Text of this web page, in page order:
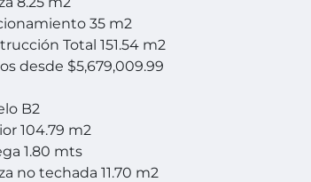
35 m2
Total 151.54 m2
desde $5,679,009.99
B2
104.79 m2
1.80 mts
no techada 11.70 m2